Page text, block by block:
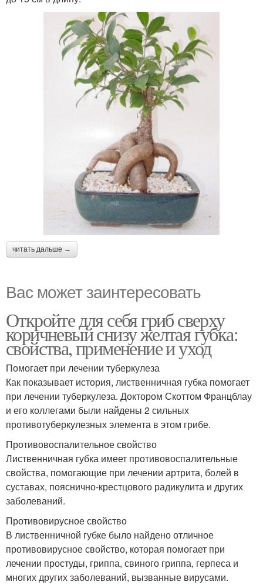
читать дальше →
Вас может заинтересовать
Откройте для себя гриб сверху
коричневый снизу желтая губка:
свойства, применение и уход
Помогает при лечении туберкулеза
Как показывает история, лиственничная губка помогает
при лечении туберкулеза. Доктором Скоттом Францблау
и его коллегами были найдены 2 сильных
противотуберкулезных элемента в этом грибе.
Противовоспалительное свойство
Лиственничная губка имеет противовоспалительные
свойства, помогающие при лечении артрита, болей в
суставах, пояснично-крестцового радикулита и других
заболеваний.
Противовирусное свойство
В лиственничной губке было найдено отличное
противовирусное свойство, которая помогает при
лечении простуды, гриппа, свиного гриппа, герпеса и
многих других заболеваний, вызванные вирусами.